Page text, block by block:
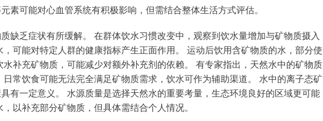
素可能对心血管系统有积极影响，但需结合整体生活方式评估。
缺乏症状有所缓解。 在群体饮水习惯改变中，观察到饮水量增加与矿物质摄入
可能对特定人群的健康指标产生正面作用。 运动后饮用含矿物质的水，部分使
补充矿物质，可能减少对额外补充剂的依赖。 有专家指出，天然水中的矿物质
常饮食可能无法完全满足矿物质需求，饮水可作为辅助渠道。 水中的离子态矿
有一定意义。 水源质量是选择天然水的重要考量，生态环境良好的区域更可能
以补充部分矿物质，但具体需结合个人情况。